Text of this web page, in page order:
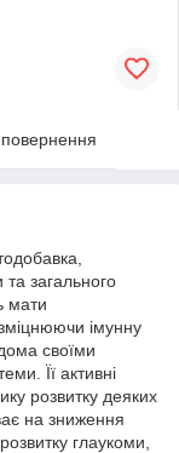
загального
мати
імунну
своїми
Її активні
розвитку деяких
на зниження
глаукоми,